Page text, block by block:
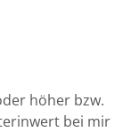
höher bzw.
bei mir